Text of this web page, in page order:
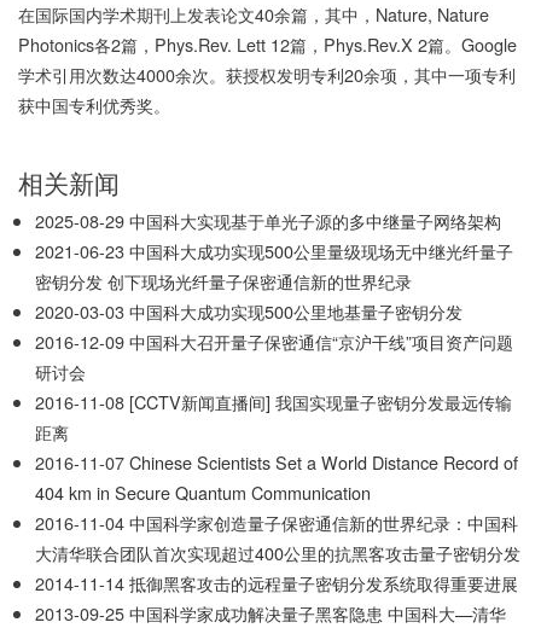
在国际国内学术期刊上发表论文40余篇，其中，Nature, Nature
Photonics各2篇，Phys.Rev. Lett 12篇，Phys.Rev.X 2篇。Google
学术引用次数达4000余次。获授权发明专利20余项，其中一项专利
获中国专利优秀奖。
相关新闻
2025-08-29 中国科大实现基于单光子源的多中继量子网络架构
2021-06-23 中国科大成功实现500公里量级现场无中继光纤量子
密钥分发 创下现场光纤量子保密通信新的世界纪录
2020-03-03 中国科大成功实现500公里地基量子密钥分发
2016-12-09 中国科大召开量子保密通信“京沪干线”项目资产问题
研讨会
2016-11-08 [CCTV新闻直播间] 我国实现量子密钥分发最远传输
距离
2016-11-07 Chinese Scientists Set a World Distance Record of
404 km in Secure Quantum Communication
2016-11-04 中国科学家创造量子保密通信新的世界纪录：中国科
大清华联合团队首次实现超过400公里的抗黑客攻击量子密钥分发
2014-11-14 抵御黑客攻击的远程量子密钥分发系统取得重要进展
2013-09-25 中国科学家成功解决量子黑客隐患 中国科大—清华